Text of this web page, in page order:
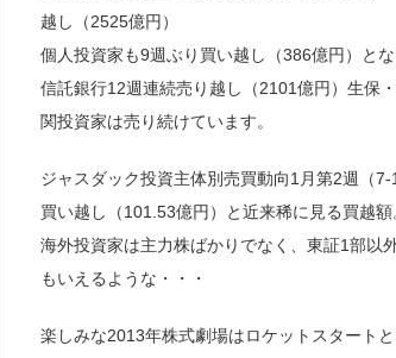
越し（2525億円）
個人投資家も9週ぶり買い越し（386億円）とな
信託銀行12週連続売り越し（2101億円）生保
関投資家は売り続けています。
ジャスダック投資主体別売買動向1月第2週（
買い越し（101.53億円）と近来稀に見る買越額
海外投資家は主力株ばかりでなく、東証1部以
もいえるような・・・
楽しみな2013年株式劇場はロケットスタートと